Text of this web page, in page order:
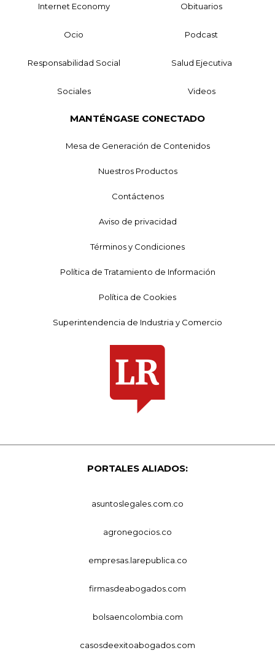
Internet Economy Obituarios
Ocio Podcast
Responsabilidad Social Salud Ejecutiva
Sociales Videos
MANTÉNGASE CONECTADO
Mesa de Generación de Contenidos
Nuestros Productos
Contáctenos
Aviso de privacidad
Términos y Condiciones
Política de Tratamiento de Información
Política de Cookies
Superintendencia de Industria y Comercio
PORTALES ALIADOS:
asuntoslegales.com.co
agronegocios.co
empresas.larepublica.co
firmasdeabogados.com
bolsaencolombia.com
casosdeexitoabogados.com